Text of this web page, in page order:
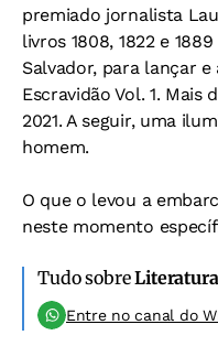
premiado jornalista
livros 1808, 1822 e
Salvador, para lançar
Escravidão Vol. 1. Mais
2021. A seguir, uma
homem.
O que o levou a
neste momento
Tudo sobreLiteratura
Entre no canal do